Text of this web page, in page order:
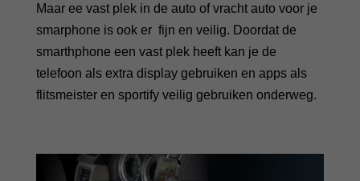
Maar ee vast plek in de auto of vracht auto voor je
smarphone is ook er fijn en veilig. Doordat de
smarthphone een vast plek heeft kan je de
telefoon als extra display gebruiken en apps als
flitsmeister en sportify veilig gebruiken onderweg.